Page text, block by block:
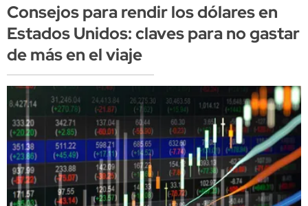
Consejos para rendir los dólares en
Estados Unidos: claves para no gastar
de más en el viaje